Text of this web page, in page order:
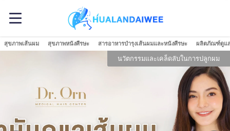
สุขภาพเส้นผม สุขภาพหนังศีรษะ สารอาหารบำรุงเส้นผมและหนังศีรษะ ผลิตภัณฑ์ดูแล
เสริม